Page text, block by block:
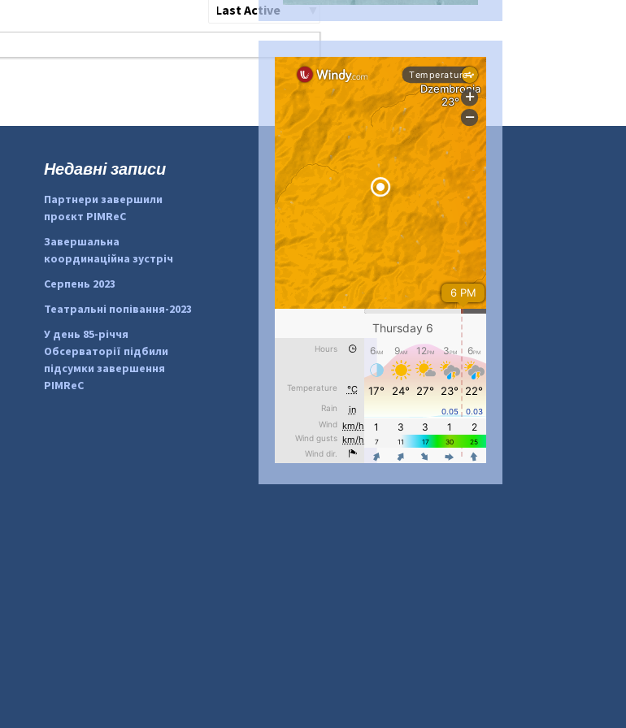
Сортувати
#PipIvanToday
#PipIvanWeather
...
pimrec_project
#PipIvanToday #PipIvanWeather
...
pimrec_project
Недавні записи
Партнери завершили
проєкт PIMReC
Завершальна
координаційна зустріч
Серпень 2023
Театральні попівання-2023
У день 85-річчя
Обсерваторії підбили
підсумки завершення
PIMReC